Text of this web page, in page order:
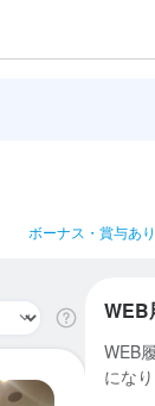
ボーナス・賞与あり
WEB
WEB
になり